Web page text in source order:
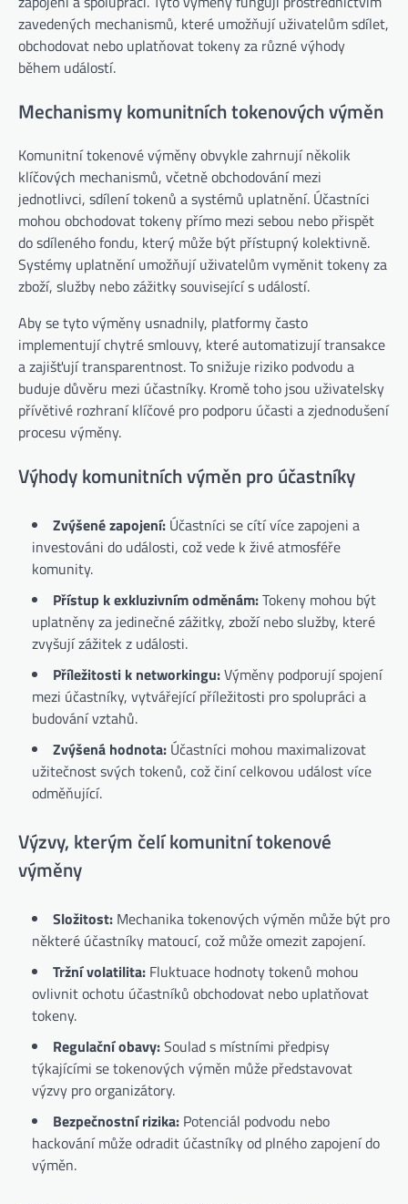
zavedených mechanismů, které umožňují uživatelům sdílet,
obchodovat nebo uplatňovat tokeny za různé výhody
během událostí.
Mechanismy komunitních tokenových výměn
Komunitní tokenové výměny obvykle zahrnují několik
klíčových mechanismů, včetně obchodování mezi
jednotlivci, sdílení tokenů a systémů uplatnění. Účastníci
mohou obchodovat tokeny přímo mezi sebou nebo přispět
do sdíleného fondu, který může být přístupný kolektivně.
Systémy uplatnění umožňují uživatelům vyměnit tokeny za
zboží, služby nebo zážitky související s událostí.
Aby se tyto výměny usnadnily, platformy často
implementují chytré smlouvy, které automatizují transakce
a zajišťují transparentnost. To snižuje riziko podvodu a
buduje důvěru mezi účastníky. Kromě toho jsou uživatelsky
přívětivé rozhraní klíčové pro podporu účasti a zjednodušení
procesu výměny.
Výhody komunitních výměn pro účastníky
Zvýšené zapojení: Účastníci se cítí více zapojeni a
investováni do události, což vede k živé atmosféře
komunity.
Přístup k exkluzivním odměnám:Tokeny mohou být
uplatněny za jedinečné zážitky, zboží nebo služby, které
zvyšují zážitek z události.
Příležitosti k networkingu:Výměny podporují spojení
mezi účastníky, vytvářející příležitosti pro spolupráci a
budování vztahů.
Zvýšená hodnota: Účastníci mohou maximalizovat
užitečnost svých tokenů, což činí celkovou událost více
odměňující.
Výzvy, kterým čelí komunitní tokenové
výměny
Složitost: Mechanika tokenových výměn může být pro
některé účastníky matoucí, což může omezit zapojení.
Tržní volatilita: Fluktuace hodnoty tokenů mohou
ovlivnit ochotu účastníků obchodovat nebo uplatňovat
tokeny.
Regulační obavy:Soulad s místními předpisy
týkajícími se tokenových výměn může představovat
výzvy pro organizátory.
Bezpečnostní rizika: Potenciál podvodu nebo
hackování může odradit účastníky od plného zapojení do
výměn.